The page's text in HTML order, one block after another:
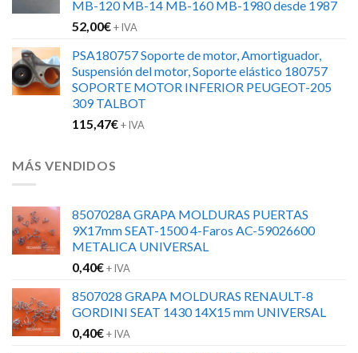
MB-120 MB-14 MB-160 MB-1980 desde 1987
52,00€+ IVA
PSA180757 Soporte de motor, Amortiguador,
Suspensión del motor, Soporte elástico 180757
SOPORTE MOTOR INFERIOR PEUGEOT-205
309 TALBOT
115,47€+ IVA
MÁS VENDIDOS
8507028A GRAPA MOLDURAS PUERTAS
9X17mm SEAT-1500 4-Faros AC-59026600
METALICA UNIVERSAL
0,40€+ IVA
8507028 GRAPA MOLDURAS RENAULT-8
GORDINI SEAT 1430 14X15 mm UNIVERSAL
0,40€+ IVA